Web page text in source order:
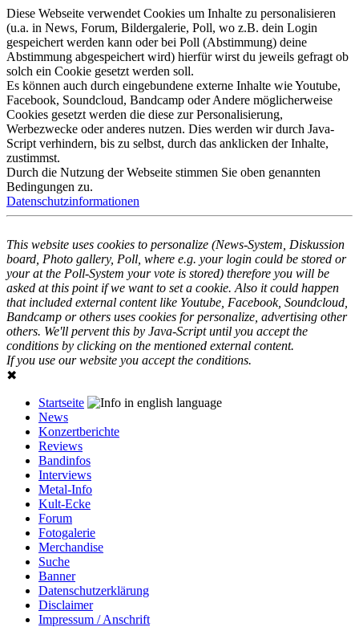
Diese Webseite verwendet Cookies um Inhalte zu personalisieren
(u.a. in News, Forum, Bildergalerie, Poll, wo z.B. dein Login
gespeichert werden kann oder bei Poll (Abstimmung) deine
Abstimmung abgespeichert wird) hierfür wirst du jeweils gefragt ob
solch ein Cookie gesetzt werden soll.
Es können auch durch eingebundene externe Inhalte wie Youtube,
Facebook, Soundcloud, Bandcamp oder Andere möglicherweise
Cookies gesetzt werden die diese zur Personalisierung,
Werbezwecke oder anderes nutzen. Dies werden wir durch Java-
Script verhindern, bis zu selbst, durch das anklicken der Inhalte,
zustimmst.
Durch die Nutzung der Webseite stimmen Sie oben genannten
Bedingungen zu.
Datenschutzinformationen
This website uses cookies to personalize (News-System, Diskussion
board, Photo gallery, Poll, where e.g. your login could be stored or
your at the Poll-System your vote is stored) therefore you will be
asked at this point if we want to set a cookie. Also it could happen
that included external content like Youtube, Facebook, Soundcloud,
Bandcamp or others uses cookies for personalize, advertising other
others. We'll pervent this by Java-Script until you accept the
conditions by clicking on the mentioned external content.
If you use our website you accept the conditions.
✖
Startseite
News
Konzertberichte
Reviews
Bandinfos
Interviews
Metal-Info
Kult-Ecke
Forum
Fotogalerie
Merchandise
Suche
Banner
Datenschutzerklärung
Disclaimer
Impressum / Anschrift